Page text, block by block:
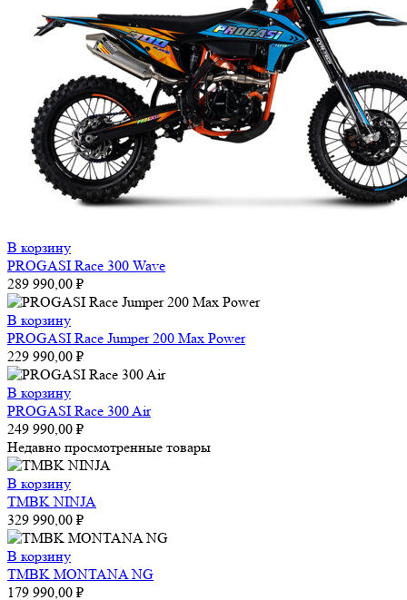
В корзину
PROGASI Race 300 Wave
289 990,00 ₽
В корзину
PROGASI Race Jumper 200 Max Power
229 990,00 ₽
В корзину
PROGASI Race 300 Air
249 990,00 ₽
Недавно просмотренные товары
В корзину
TMBK NINJA
329 990,00 ₽
В корзину
TMBK MONTANA NG
179 990,00 ₽